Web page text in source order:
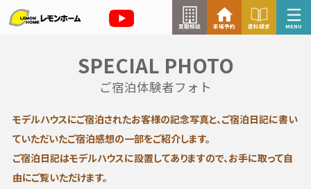
買取相談 来場予約 資料請求 MENU
来場予約はこちら
資料請求はこちら
TOP
SPECIAL PHOTO
ご宿泊体験者フォト
モデルハウスにご宿泊されたお客様の記念写真と、ご宿泊日記に書い
ていただいたご宿泊感想の一部をご紹介します。
ご宿泊日記はモデルハウスに設置してありますので、お手に取って自
由にご覧いただけます。